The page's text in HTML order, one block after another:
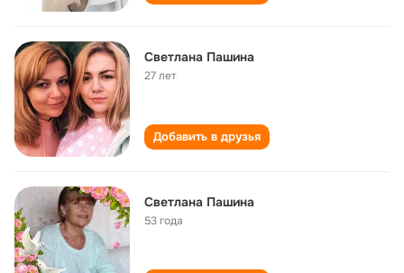
Светлана Пашина
27 лет
Добавить в друзья
Светлана Пашина
53 года